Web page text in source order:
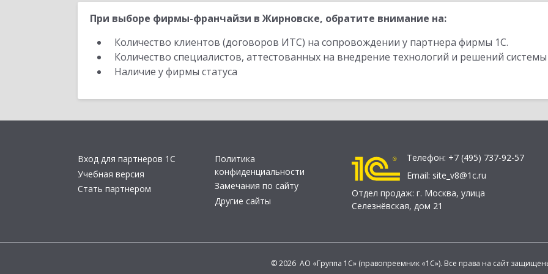
При выборе фирмы-франчайзи в Жирновске, обратите внимание на:
Количество клиентов (договоров ИТС) на сопровождении у партнера фирмы 1С.
Количество специалистов, аттестованных на внедрение технологий и решений
Наличие у фирмы статуса
Вход для партнеров 1С
Учебная версия
Стать партнером
Политика
конфиденциальности
Замечания по сайту
Другие сайты
Телефон: +7 (495) 737-92-57
Email: site_v8@1c.ru
Отдел продаж: г. Москва, улица
Селезнёвская, дом 21
© 2026 АО «Группа 1С» (правопреемник «1С»). Все права на сайт